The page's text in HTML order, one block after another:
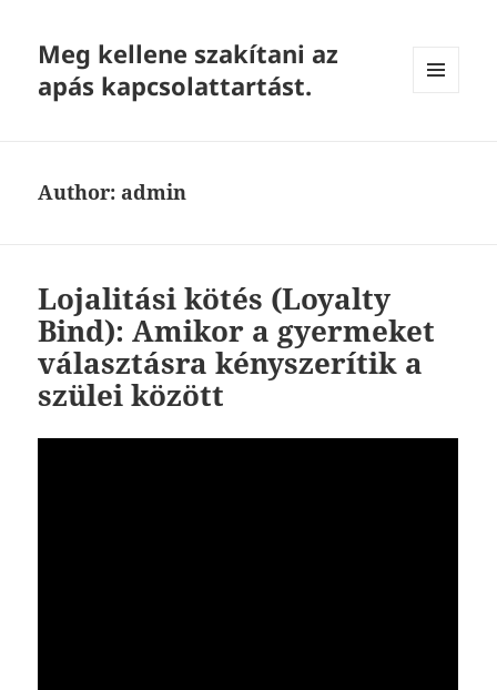
Meg kellene szakítani az
apás kapcsolattartást.
Author: admin
Lojalitási kötés (Loyalty
Bind): Amikor a gyermeket
választásra kényszerítik a
szülei között